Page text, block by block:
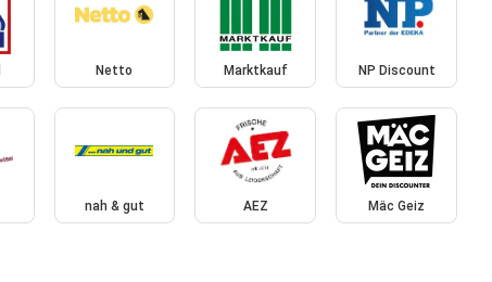
Netto Marktkauf NP Discount
nah & gut AEZ Mäc Geiz